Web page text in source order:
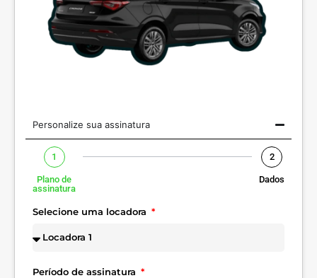
Personalize sua assinatura
1
Plano de
assinatura
2
Dados
Selecione uma locadora
Período de assinatura